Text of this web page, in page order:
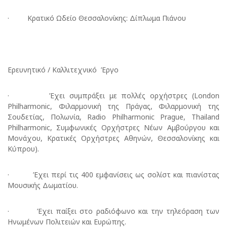
· Κρατικό Ωδείο Θεσσαλονίκης: Δίπλωμα Πιάνου
Ερευνητικό / Καλλιτεχνικό Έργο
· Έχει συμπράξει με πολλές ορχήστρες (London
Philharmonic, Φιλαρμονική της Πράγας, Φιλαρμονική της
Σουδετίας, Πολωνία, Radio Philharmonic Prague, Thailand
Philharmonic, Συμφωνικές Ορχήστρες Νέων Αμβούργου και
Μονάχου, Κρατικές Ορχήστρες Αθηνών, Θεσσαλονίκης και
Κύπρου).
· Έχει περί τις 400 εμφανίσεις ως σολίστ και πιανίστας
Μουσικής Δωματίου.
· Έχει παίξει στο ραδιόφωνο και την τηλεόραση των
Ηνωμένων Πολιτειών και Ευρώπης.